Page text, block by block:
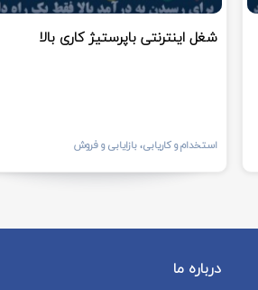
شغل اینترنتی باپرستیژ کاری بالا
استخدام و کاریابی، بازایابی و فروش
درباره ما